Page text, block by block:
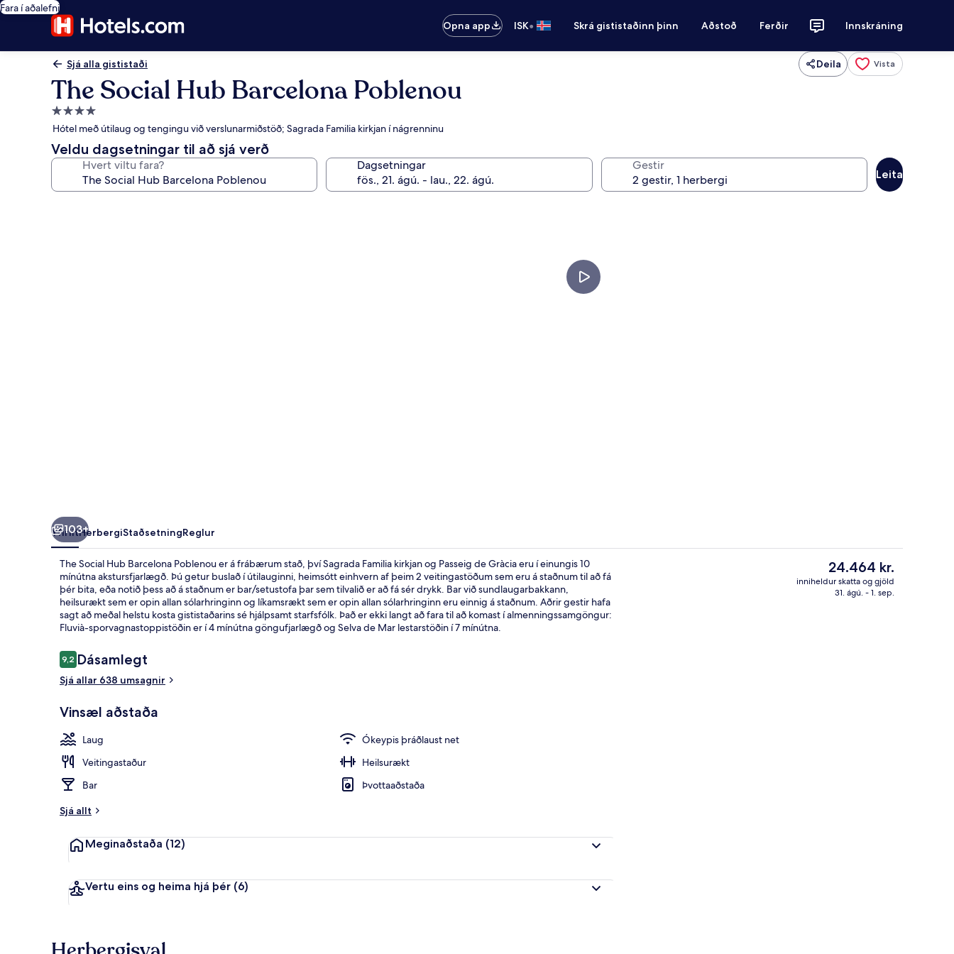
Fara í aðalefni
Opna app
ISK• Skrá gististaðinn þinn Aðstoð Ferðir Innskráning
Sjá alla gististaði Deila Vista
The Social Hub Barcelona Poblenou
4.0
stjörnu
gististaður
Hótel með útilaug og tengingu við verslunarmiðstöð; Sagrada Familia kirkjan í nágrenninu
Veldu dagsetningar til að sjá verð
Hvert viltu fara? Dagsetningar Gestir
Leita
Veitingastaður
103+
YfirlitHerbergiStaðsetningReglur
The Social Hub Barcelona Poblenou er á frábærum stað, því Sagrada Familia kirkjan og Passeig de Gràcia eru í einungis 10
mínútna akstursfjarlægð. Þú getur buslað í útilauginni, heimsótt einhvern af þeim 2 veitingastöðum sem eru á staðnum til að fá
þér bita, eða notið þess að á staðnum er bar/setustofa þar sem tilvalið er að fá sér drykk. Bar við sundlaugarbakkann,
heilsurækt sem er opin allan sólarhringinn og líkamsrækt sem er opin allan sólarhringinn eru einnig á staðnum. Aðrir gestir hafa
sagt að meðal helstu kosta gististaðarins sé hjálpsamt starfsfólk. Það er ekki langt að fara til að komast í almenningssamgöngur:
Fluvià-sporvagnastoppistöðin er í 4 mínútna göngufjarlægð og Selva de Mar lestarstöðin í 7 mínútna.
Umsagnir
9,29,2 af 10
Dásamlegt
Sjá allar 638 umsagnir
Vinsæl aðstaða
Laug
Ókeypis þráðlaust net
Veitingastaður
Heilsurækt
Bar
Þvottaaðstaða
Sjá allt
Meginaðstaða (12)
Vertu eins og heima hjá þér (6)
Núverandi
verð
er
24.464 kr.
inniheldur skatta og gjöld
31. ágú. - 1. sep.